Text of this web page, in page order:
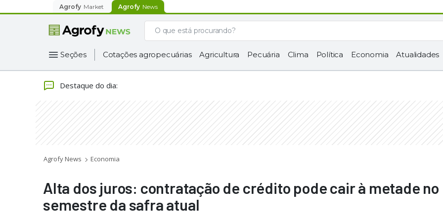
Agrofy Market Agrofy News
Seções Cotações agropecuárias Agricultura Pecuária Clima Política Economia Atualidades
Destaque do dia:
Agrofy News Economia
Alta dos juros: contratação de crédito pode cair à metade no
semestre da safra atual